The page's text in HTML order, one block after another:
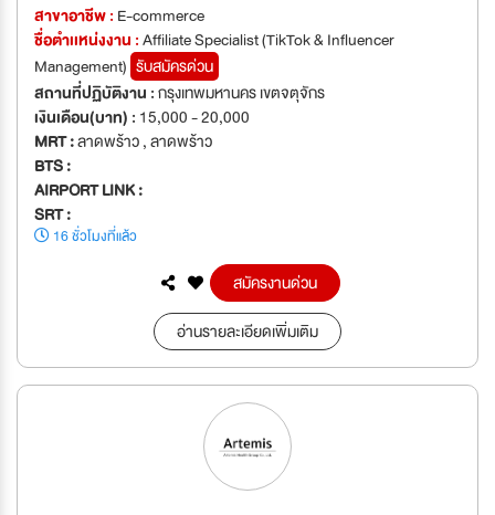
สาขาอาชีพ : E-commerce
ชื่อตำเเหน่งงาน :Affiliate Specialist (TikTok & Influencer
Management) รับสมัครด่วน
สถานที่ปฏิบัติงาน :กรุงเทพมหานคร เขตจตุจักร
เงินเดือน(บาท) : 15,000 - 20,000
MRT :ลาดพร้าว , ลาดพร้าว
BTS :
AIRPORT LINK :
SRT :
16 ชั่วโมงที่แล้ว
สมัครงานด่วน
อ่านรายละเอียดเพิ่มเติม